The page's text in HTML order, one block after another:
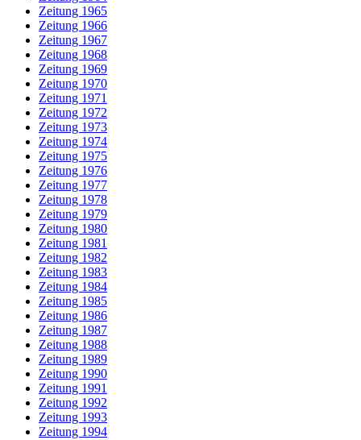
Zeitung 1965
Zeitung 1966
Zeitung 1967
Zeitung 1968
Zeitung 1969
Zeitung 1970
Zeitung 1971
Zeitung 1972
Zeitung 1973
Zeitung 1974
Zeitung 1975
Zeitung 1976
Zeitung 1977
Zeitung 1978
Zeitung 1979
Zeitung 1980
Zeitung 1981
Zeitung 1982
Zeitung 1983
Zeitung 1984
Zeitung 1985
Zeitung 1986
Zeitung 1987
Zeitung 1988
Zeitung 1989
Zeitung 1990
Zeitung 1991
Zeitung 1992
Zeitung 1993
Zeitung 1994